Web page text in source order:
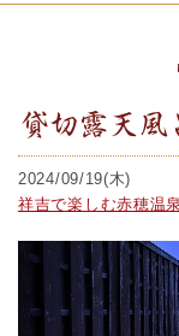
貸切露天風
2024/09/19(木)
祥吉で楽しむ赤穂温